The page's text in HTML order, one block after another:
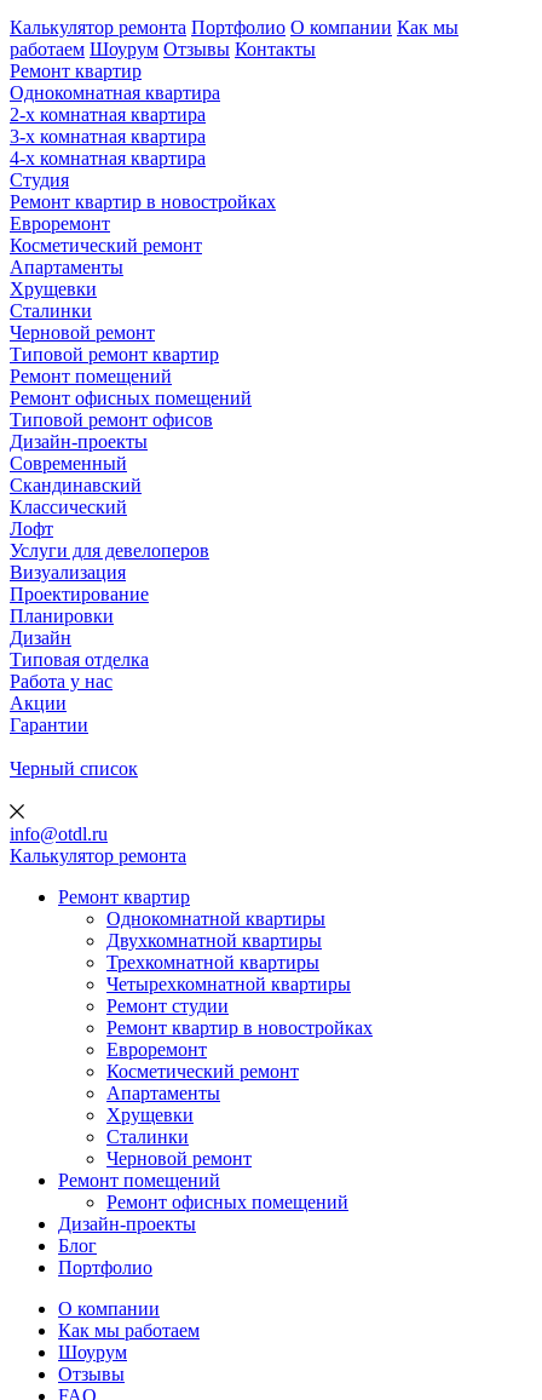
Калькулятор ремонта Портфолио О компании Как мы
работаем Шоурум Отзывы Контакты
Ремонт квартир
Однокомнатная квартира
2-х комнатная квартира
3-х комнатная квартира
4-х комнатная квартира
Студия
Ремонт квартир в новостройках
Евроремонт
Косметический ремонт
Апартаменты
Хрущевки
Сталинки
Черновой ремонт
Типовой ремонт квартир
Ремонт помещений
Ремонт офисных помещений
Типовой ремонт офисов
Дизайн-проекты
Современный
Скандинавский
Классический
Лофт
Услуги для девелоперов
Визуализация
Проектирование
Планировки
Дизайн
Типовая отделка
Работа у нас
Акции
Гарантии
Черный список
info@otdl.ru
Калькулятор ремонта
Ремонт квартир
Однокомнатной квартиры
Двухкомнатной квартиры
Трехкомнатной квартиры
Четырехкомнатной квартиры
Ремонт студии
Ремонт квартир в новостройках
Евроремонт
Косметический ремонт
Апартаменты
Хрущевки
Сталинки
Черновой ремонт
Ремонт помещений
Ремонт офисных помещений
Дизайн-проекты
Блог
Портфолио
О компании
Как мы работаем
Шоурум
Отзывы
FAQ